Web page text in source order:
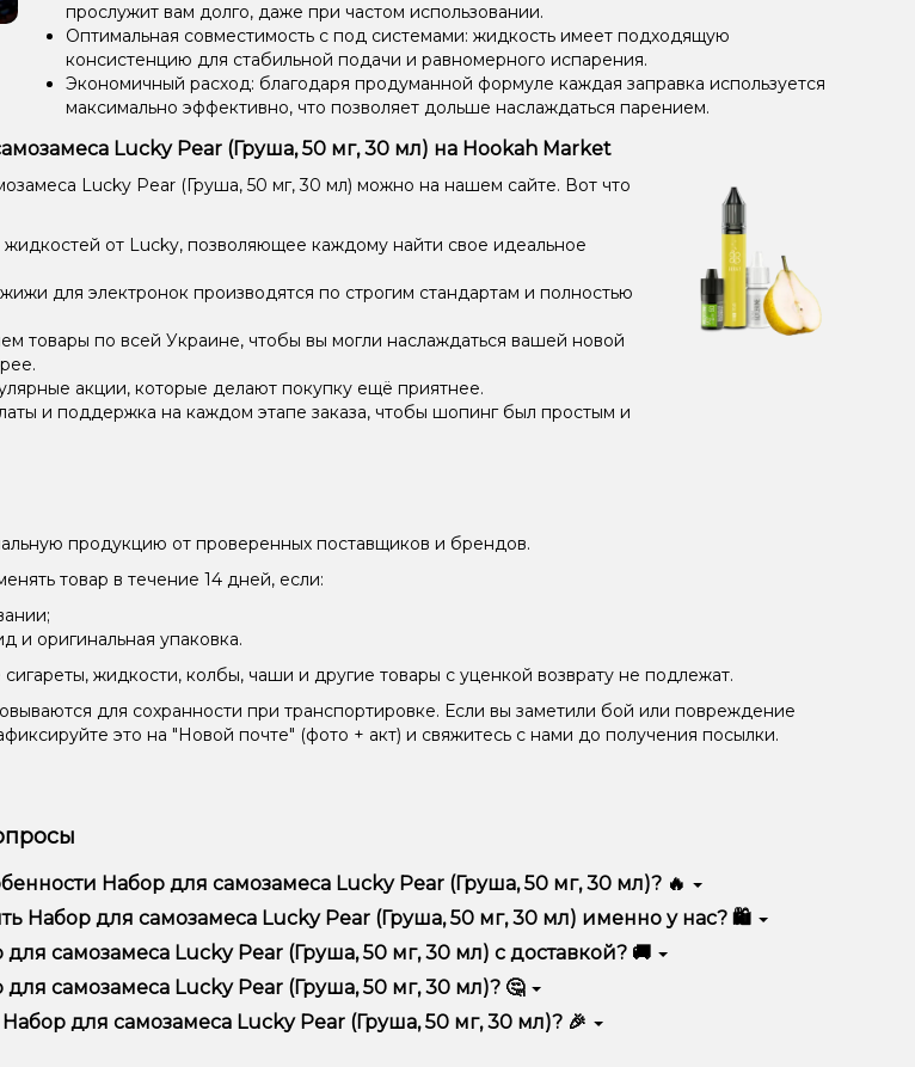
прослужит вам долго, даже при частом использовании.
Оптимальная совместимость с под системами: жидкость имеет подходящую
консистенцию для стабильной подачи и равномерного испарения.
Экономичный расход: благодаря продуманной формуле каждая заправка используется
максимально эффективно, что позволяет дольше наслаждаться парением.
Lucky Pear (Груша, 50 мг, 30 мл) на Hookah Market
Lucky Pear (Груша, 50 мг, 30 мл) можно на нашем сайте. Вот что
жидкостей от Lucky, позволяющее каждому найти свое идеальное
для электронок производятся по строгим стандартам и полностью
товары по всей Украине, чтобы вы могли наслаждаться вашей новой
акции, которые делают покупку ещё приятнее.
и поддержка на каждом этапе заказа, чтобы шопинг был простым и
продукцию от проверенных поставщиков и брендов.
товар в течение 14 дней, если:
и оригинальная упаковка.
жидкости, колбы, чаши и другие товары с уценкой возврату не подлежат.
для сохранности при транспортировке. Если вы заметили бой или повреждение
это на "Новой почте" (фото + акт) и свяжитесь с нами до получения посылки.
Набор для самозамеса Lucky Pear (Груша, 50 мг, 30 мл)? 🔥
Lucky Pear (Груша, 50 мг, 30 мл) отличается высоким качеством, удобством использования и
Набор для самозамеса Lucky Pear (Груша, 50 мг, 30 мл) именно у нас? 🛍️
оригинальную продукцию, широкий ассортимент, выгодные цены и быструю доставку.
акции и скидки для клиентов!
для самозамеса Lucky Pear (Груша, 50 мг, 30 мл) с доставкой? 🚚
в несколько кликов:
самозамеса Lucky Pear (Груша, 50 мг, 30 мл) в корзину.
самозамеса Lucky Pear (Груша, 50 мг, 30 мл)? 🤔
предпочтений – например, если это кальян, учитывайте размер, материал и тип чаши, если
Наши менеджеры помогут подобрать идеальный вариант.
для самозамеса Lucky Pear (Груша, 50 мг, 30 мл)? 🎉